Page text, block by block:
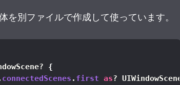
を別ファイルで作成して使っています。
{
connectedScenes . first as? UIWindowScene